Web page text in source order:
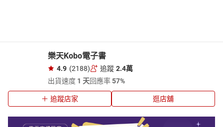
樂天Kobo電子書
4.9 (2188) 追蹤 2.4萬
出貨速度 1 天回應率57%
追蹤店家 逛店舖